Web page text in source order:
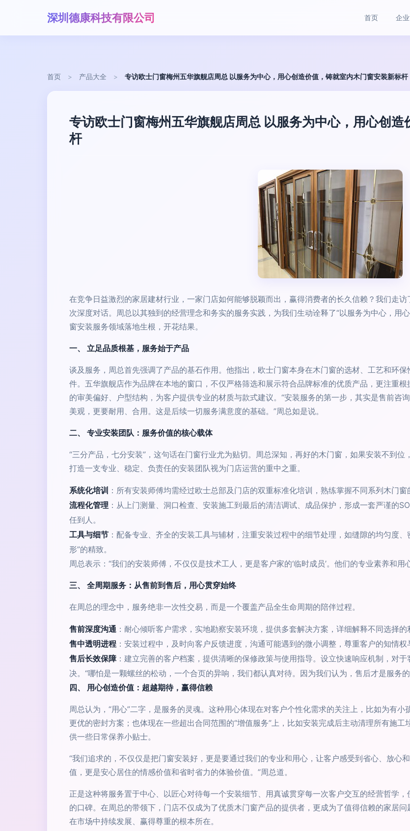
深圳德康科技有限公司 首页 企
首页 > 产品大全 > 专访欧士门窗梅州五华旗舰店周总 以服务为中心，用心创造价值，铸就室内木门窗安装新标杆
专访欧士门窗梅州五华旗舰店周总 以服务为中心，用心创
杆
在竞争日益激烈的家居建材行业，一家门店如何能够脱颖而出，赢得消费者的长久信赖？我们走
次深度对话。周总以其独到的经营理念和务实的服务实践，为我们生动诠释了“以服务为中心，用
窗安装服务领域落地生根，开花结果。
一、 立足品质根基，服务始于产品
谈及服务，周总首先强调了产品的基石作用。他指出，欧士门窗本身在木门窗的选材、工艺和环
件。五华旗舰店作为品牌在本地的窗口，不仅严格筛选和展示符合品牌标准的优质产品，更注重
的审美偏好、户型结构，为客户提供专业的材质与款式建议。“安装服务的第一步，其实是售前咨
美观，更要耐用、合用。这是后续一切服务满意度的基础。”周总如是说。
二、 专业安装团队：服务价值的核心载体
“三分产品，七分安装”，这句话在门窗行业尤为贴切。周总深知，再好的木门窗，如果安装不到
打造一支专业、稳定、负责任的安装团队视为门店运营的重中之重。
系统化培训 ：所有安装师傅均需经过欧士总部及门店的双重标准化培训，熟练掌握不同系列木门窗
流程化管理 ：从上门测量、洞口检查、安装施工到最后的清洁调试、成品保护，形成一套严谨的
任到人。
工具与细节 ：配备专业、齐全的安装工具与辅材，注重安装过程中的细节处理，如缝隙的均匀度
形”的精致。
周总表示：“我们的安装师傅，不仅仅是技术工人，更是客户家的‘临时成员’。他们的专业素养和
三、 全周期服务：从售前到售后，用心贯穿始终
在周总的理念中，服务绝非一次性交易，而是一个覆盖产品全生命周期的陪伴过程。
售前深度沟通 ：耐心倾听客户需求，实地勘察安装环境，提供多套解决方案，详细解释不同选择的
售中透明进程 ：安装过程中，及时向客户反馈进度，沟通可能遇到的微小调整，尊重客户的知情权
售后长效保障：建立完善的客户档案，提供清晰的保修政策与使用指导。设立快速响应机制，对
决。“哪怕是一颗螺丝的松动，一个合页的异响，我们都认真对待。因为我们认为，售后才是服务
四、 用心创造价值：超越期待，赢得信赖
周总认为，“用心”二字，是服务的灵魂。这种用心体现在对客户个性化需求的关注上，比如为有
更优的密封方案；也体现在一些超出合同范围的“增值服务”上，比如安装完成后主动清理所有施
供一些日常保养小贴士。
“我们追求的，不仅仅是把门窗安装好，更是要通过我们的专业和用心，让客户感受到省心、放心
值，更是安心居住的情感价值和省时省力的体验价值。”周总道。
正是这种将服务置于中心、以匠心对待每一个安装细节、用真诚贯穿每一次客户交互的经营哲学
的口碑。在周总的带领下，门店不仅成为了优质木门窗产品的提供者，更成为了值得信赖的家居
在市场中持续发展、赢得尊重的根本所在。